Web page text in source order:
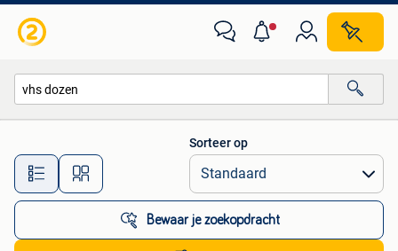
Alle afstanden…
Sorteer op
Bewaar je zoekopdracht